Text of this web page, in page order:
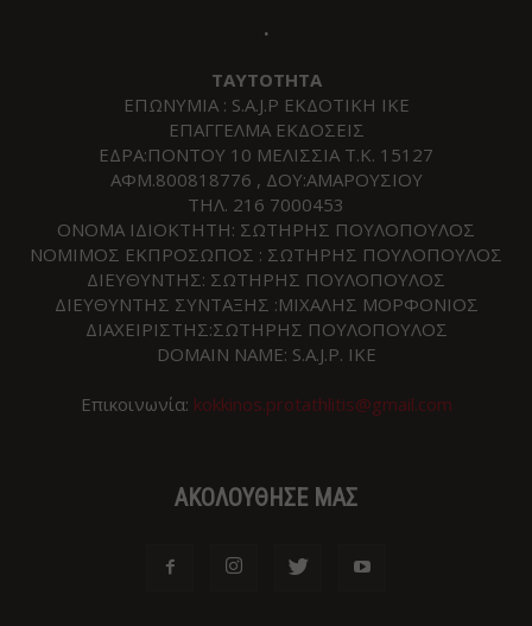
.
ΤΑΥΤΟΤΗΤΑ
ΕΠΩΝΥΜΙΑ : S.A.J.P ΕΚΔΟΤΙΚΗ ΙΚΕ
ΕΠΑΓΓΕΛΜΑ ΕΚΔΟΣΕΙΣ
ΕΔΡΑ:ΠΟΝΤΟΥ 10 ΜΕΛΙΣΣΙΑ Τ.Κ. 15127
ΑΦΜ.800818776 , ΔΟΥ:ΑΜΑΡΟΥΣΙΟΥ
ΤΗΛ. 216 7000453
ΟΝΟΜΑ ΙΔΙΟΚΤΗΤΗ: ΣΩΤΗΡΗΣ ΠΟΥΛΟΠΟΥΛΟΣ
ΝΟΜΙΜΟΣ ΕΚΠΡΟΣΩΠΟΣ : ΣΩΤΗΡΗΣ ΠΟΥΛΟΠΟΥΛΟΣ
ΔΙΕΥΘΥΝΤΗΣ: ΣΩΤΗΡΗΣ ΠΟΥΛΟΠΟΥΛΟΣ
ΔΙΕΥΘΥΝΤΗΣ ΣΥΝΤΑΞΗΣ :ΜΙΧΑΛΗΣ ΜΟΡΦΟΝΙΟΣ
ΔΙΑΧΕΙΡΙΣΤΗΣ:ΣΩΤΗΡΗΣ ΠΟΥΛΟΠΟΥΛΟΣ
DOMAIN NAME: S.A.J.P. IKE
Επικοινωνία: kokkinos.protathlitis@gmail.com
ΑΚΟΛΟΥΘΗΣΕ ΜΑΣ